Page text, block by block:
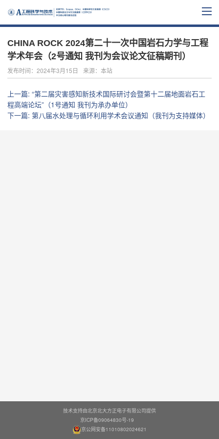
CHINA ROCK 2024第二十一次中国岩石力学与工程
学术年会（2号通知 我刊为会议论文征稿期刊）
发布时间：2024年3月15日 来源：本站
上一篇: “第二届灾害感知新技术国际研讨会暨第十二届地面岩石工
程高端论坛”（1号通知 我刊为承办单位）
下一篇: 第八届水处理与循环利用学术会议通知（我刊为支持媒体）
技术支持由北京北大方正电子有限公司提供
京ICP备09064830号-19
京公网安备11010802024621